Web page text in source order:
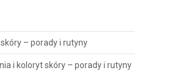
– porady i rutyny
i koloryt skóry – porady i rutyny